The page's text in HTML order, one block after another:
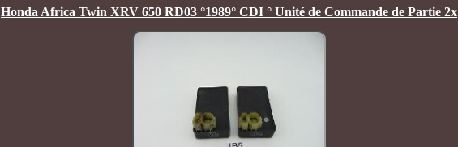
Honda Africa Twin XRV 650 RD03 °1989° CDI ° Unité de Commande de Partie 2x